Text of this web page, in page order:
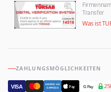
Transfer
Was ist
ZAHLUNGSMÖGLICHKEITEN
VISA
AMERICAN
EXPRESS
Pay G Pay